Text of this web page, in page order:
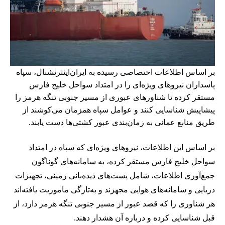
بر اساس اطلاعات اختصاصی رسیده به ایران‌اینترنشنال، سپاه
پاسداران نیروهای ویژه‌ای را در امتداد سواحل خلیج فارس
مستقر کرده تا شناورهای عبوری از مسیر جنوبی تنگه هرمز را
پیشاپیش شناسایی کنند و عوامل سپاه همزمان می‌کوشند از
طریق منابع عمانی به زمان‌بندی عبور کشتی‌ها دست یابند.
بر اساس این اطلاعات، نیروهای ویژه‌ای که سپاه در امتداد
سواحل خلیج فارس مستقر کرده، به سامانه‌های گوناگون
جمع‌آوری اطلاعات، شامل پست‌های دیده‌بانی زمینی، تجهیزات
دریایی و سامانه‌های هوایی مجهزند و به‌تازگی ماموریت یافته‌اند
هر شناوری را که قصد عبور از مسیر جنوبی تنگه هرمز دارد، از
قبل شناسایی کرده و درباره آن هشدار دهند.